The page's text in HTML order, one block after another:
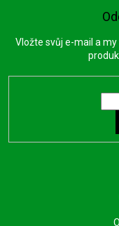
Vložte svůj e-mail a